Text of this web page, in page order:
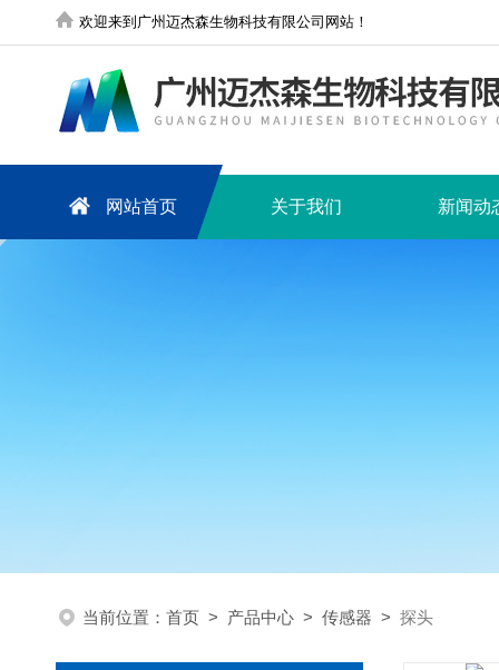
欢迎来到广州迈杰森生物科技有限公司网站！
网站首页 关于我们 新闻动
当前位置： 首页 > 产品中心 > 传感器 > 探头